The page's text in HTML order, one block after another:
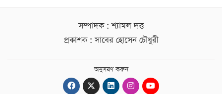
সম্পাদক : শ্যামল দত্ত
প্রকাশক : সাবের হোসেন চৌধুরী
অনুসরণ করুন